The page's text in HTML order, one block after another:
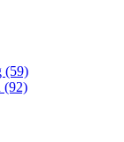
(59)
(92)